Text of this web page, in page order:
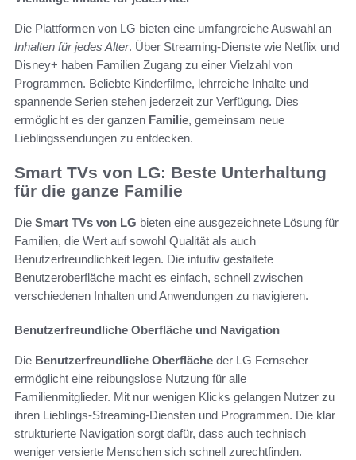
Die Plattformen von LG bieten eine umfangreiche Auswahl an
Inhalten für jedes Alter. Über Streaming-Dienste wie Netflix und
Disney+ haben Familien Zugang zu einer Vielzahl von
Programmen. Beliebte Kinderfilme, lehrreiche Inhalte und
spannende Serien stehen jederzeit zur Verfügung. Dies
ermöglicht es der ganzen Familie, gemeinsam neue
Lieblingssendungen zu entdecken.
Smart TVs von LG: Beste Unterhaltung
für die ganze Familie
Die Smart TVs von LG bieten eine ausgezeichnete Lösung für
Familien, die Wert auf sowohl Qualität als auch
Benutzerfreundlichkeit legen. Die intuitiv gestaltete
Benutzeroberfläche macht es einfach, schnell zwischen
verschiedenen Inhalten und Anwendungen zu navigieren.
Benutzerfreundliche Oberfläche und Navigation
Die Benutzerfreundliche Oberfläche der LG Fernseher
ermöglicht eine reibungslose Nutzung für alle
Familienmitglieder. Mit nur wenigen Klicks gelangen Nutzer zu
ihren Lieblings-Streaming-Diensten und Programmen. Die klar
strukturierte Navigation sorgt dafür, dass auch technisch
weniger versierte Menschen sich schnell zurechtfinden.